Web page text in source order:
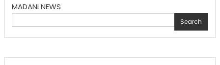
MADANI NEWS
Search